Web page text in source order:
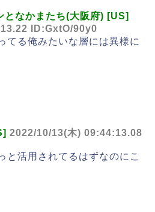
となかまたち(大阪府) [US]
ID:GxtO/90y0
てる俺みたいな層には異様に
2022/10/13(木) 09:44:13.08
と活用されてるはずなのにこ